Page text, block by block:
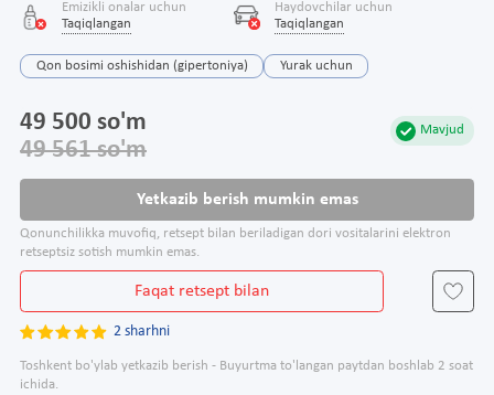
Emizikli onalar uchun
Taqiqlangan
Haydovchilar uchun
Taqiqlangan
Qon bosimi oshishidan (gipertoniya) Yurak uchun
Mavjud
49 500 so'm
49 561 so'm
Yetkazib berish mumkin emas
Qonunchilikka muvofiq, retsept bilan beriladigan dori vositalarini elektron
retseptsiz sotish mumkin emas.
Faqat retsept bilan
2 sharhni
Toshkent bo'ylab yetkazib berish - Buyurtma to'langan paytdan boshlab 2 soat
ichida.